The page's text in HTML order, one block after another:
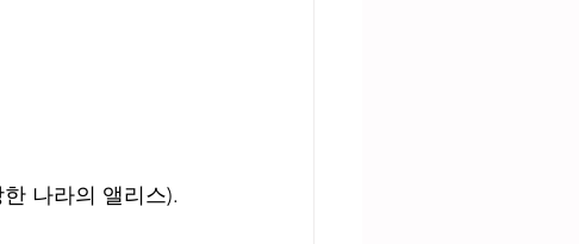
나라의 앨리스).